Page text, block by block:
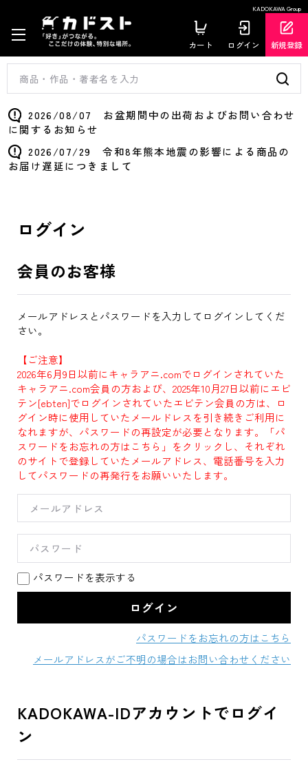
KADOKAWA Group
カート ログイン 新規登録
2026/08/07 お盆期間中の出荷およびお問い合わせ
に関するお知らせ
2026/07/29 令和8年熊本地震の影響による商品の
お届け遅延につきまして
ログイン
会員のお客様
メールアドレスとパスワードを入力してログインしてくだ
さい。
【ご注意】
2026年6月9日以前にキャラアニ.comでログインされていた
キャラアニ.com会員の方および、2025年10月27日以前にエビ
テン[ebten]でログインされていたエビテン会員の方は、ロ
グイン時に使用していたメールドレスを引き続きご利用に
なれますが、パスワードの再設定が必要となります。「パ
スワードをお忘れの方はこちら」をクリックし、それぞれ
のサイトで登録していたメールアドレス、電話番号を入力
してパスワードの再発行をお願いいたします。
パスワードを表示する
パスワードをお忘れの方はこちら
メールアドレスがご不明の場合はお問い合わせください
KADOKAWA-IDアカウントでログイ
ン